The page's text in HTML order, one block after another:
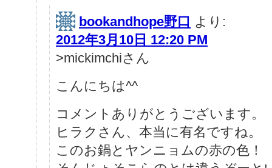
bookandhope野口 より:
2012年3月10日 12:20 PM
>mickimchiさん
こんにちは^^
コメントありがとうございます。
ヒラクさん、本当に有名ですね。
このお鍋とヤンニョムの赤の色！